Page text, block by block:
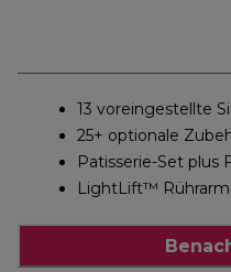
13 voreingestellte
25+ optionale
Patisserie-Set plus
LightLift™ Rührarm